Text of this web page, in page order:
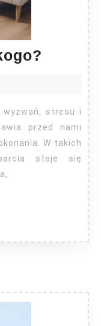
kogo?
przed nami
W takich
staje się